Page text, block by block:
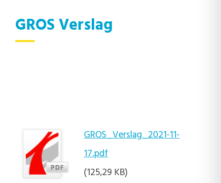
GROS Verslag
GROS_Verslag_2021-11-
17.pdf
(125,29 KB)